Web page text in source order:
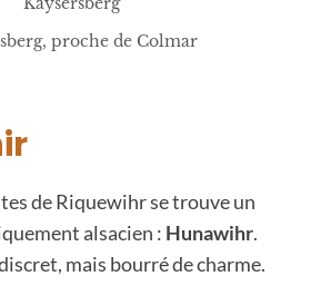
de Riquewihr se trouve un
alsacien : Hunawihr.
mais bourré de charme.